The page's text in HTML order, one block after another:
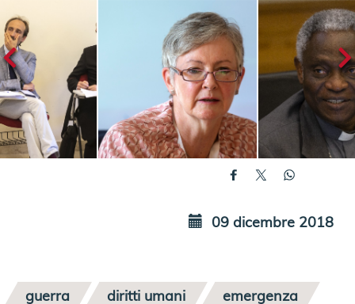
09 dicembre 2018
guerra diritti umani emergenza